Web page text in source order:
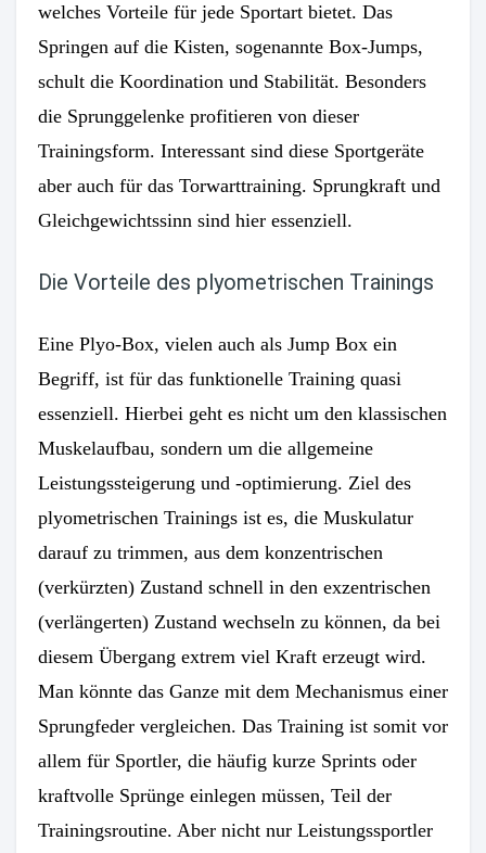
welches Vorteile für jede Sportart bietet. Das
Springen auf die Kisten, sogenannte Box-Jumps,
schult die Koordination und Stabilität. Besonders
die Sprunggelenke profitieren von dieser
Trainingsform. Interessant sind diese Sportgeräte
aber auch für das Torwarttraining. Sprungkraft und
Gleichgewichtssinn sind hier essenziell.
Die Vorteile des plyometrischen Trainings
Eine Plyo-Box, vielen auch als Jump Box ein
Begriff, ist für das funktionelle Training quasi
essenziell. Hierbei geht es nicht um den klassischen
Muskelaufbau, sondern um die allgemeine
Leistungssteigerung und -optimierung. Ziel des
plyometrischen Trainings ist es, die Muskulatur
darauf zu trimmen, aus dem konzentrischen
(verkürzten) Zustand schnell in den exzentrischen
(verlängerten) Zustand wechseln zu können, da bei
diesem Übergang extrem viel Kraft erzeugt wird.
Man könnte das Ganze mit dem Mechanismus einer
Sprungfeder vergleichen. Das Training ist somit vor
allem für Sportler, die häufig kurze Sprints oder
kraftvolle Sprünge einlegen müssen, Teil der
Trainingsroutine. Aber nicht nur Leistungssportler